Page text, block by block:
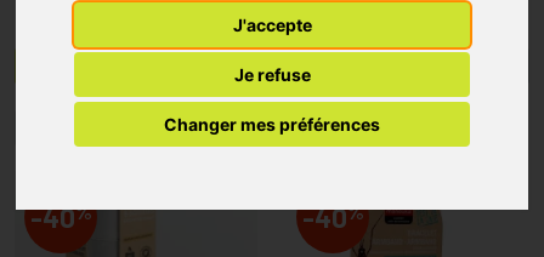
J'accepte
Je refuse
Changer mes préférences
-40% -40%